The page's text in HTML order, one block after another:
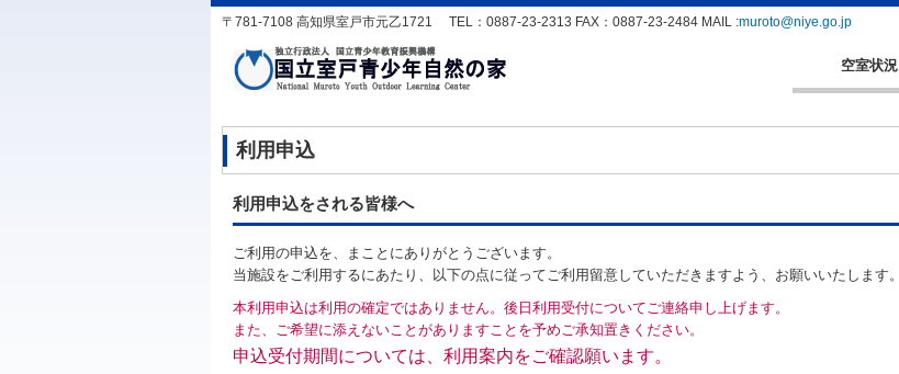
〒781-7108 高知県室戸市元乙1721 TEL：0887-23-2313 FAX：0887-23-2484 MAIL :muroto@niye.go.jp
空室状況
利用申込
利用申込をされる皆様へ
ご利用の申込を、まことにありがとうございます。
当施設をご利用するにあたり、以下の点に従ってご利用留意していただきますよう、お願いいたします。
本利用申込は利用の確定ではありません。後日利用受付についてご連絡申し上げます。
また、ご希望に添えないことがありますことを予めご承知置きください。
申込受付期間については、利用案内をご確認願います。